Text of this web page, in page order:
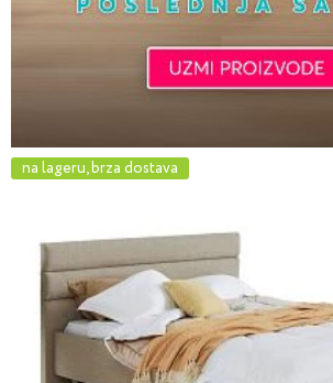
na lageru, brza dostava